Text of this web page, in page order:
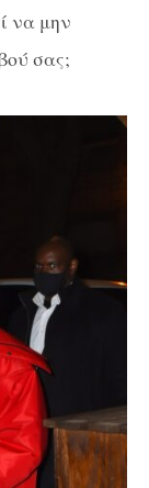
να μην
σας;